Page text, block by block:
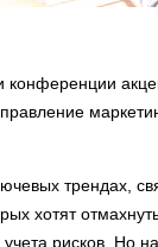
конференции
трендах,
хотят
рисков. Но